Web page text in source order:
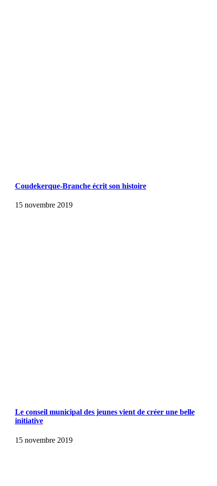
Coudekerque-Branche écrit son histoire
15 novembre 2019
Le conseil municipal des jeunes vient de créer une belle
initiative
15 novembre 2019